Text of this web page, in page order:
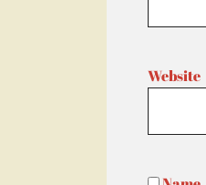
Website